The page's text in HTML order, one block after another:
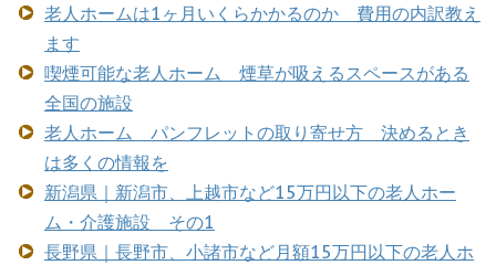
老人ホームは1ヶ月いくらかかるのか 費用の内訳教え
ます
喫煙可能な老人ホーム 煙草が吸えるスペースがある
全国の施設
老人ホーム パンフレットの取り寄せ方 決めるとき
は多くの情報を
新潟県｜新潟市、上越市など15万円以下の老人ホー
ム・介護施設 その1
長野県｜長野市、小諸市など月額15万円以下の老人ホ